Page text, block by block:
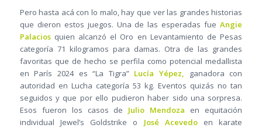
Pero hasta acá con lo malo, hay que ver las grandes historias
que dieron estos juegos. Una de las esperadas fueAngie
Palaciosquien alcanzó el Oro en Levantamiento de Pesas
categoría 71 kilogramos para damas. Otra de las grandes
favoritas que de hecho se perfila como potencial medallista
en París 2024 es “La Tigra” Lucía Yépez, ganadora con
autoridad en Lucha categoría 53 kg. Eventos quizás no tan
seguidos y que por ello pudieron haber sido una sorpresa.
Esos fueron los casos de Julio Mendoza en equitación
individual Jewel’s Goldstrike o José Acevedoen karate